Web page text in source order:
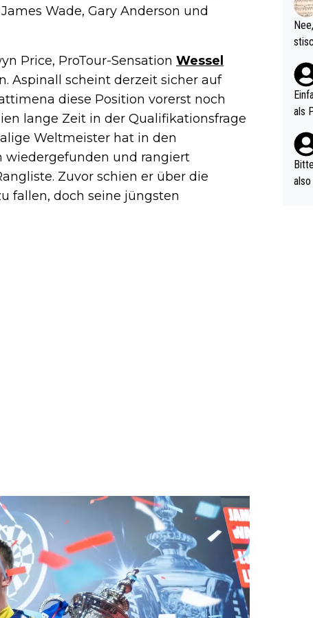
Wade, Gary Anderson und
Price, ProTour-Sensation Wessel
Aspinall scheint derzeit sicher auf
diese Position vorerst noch
lange Zeit in der Qualifikationsfrage
Weltmeister hat in den
wiedergefunden und rangiert
Zuvor schien er über die
fallen, doch seine jüngsten
(in
als
nes
ttler
vV
als